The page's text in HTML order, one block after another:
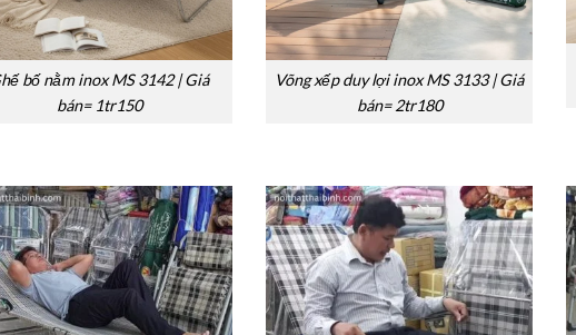
bố nằm inox MS 3142 | Giá
bán= 1tr150
Võng xếp duy lợi inox MS 3133 | Giá
bán= 2tr180